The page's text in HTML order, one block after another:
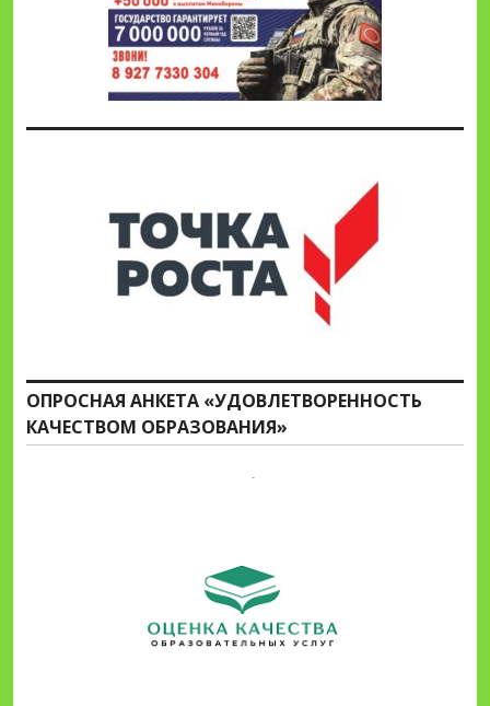
ОПРОСНАЯ АНКЕТА «УДОВЛЕТВОРЕННОСТЬ
КАЧЕСТВОМ ОБРАЗОВАНИЯ»